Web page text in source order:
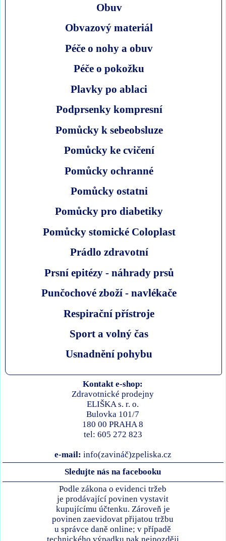
Obuv
Obvazový materiál
Péče o nohy a obuv
Péče o pokožku
Plavky po ablaci
Podprsenky kompresní
Pomůcky k sebeobsluze
Pomůcky ke cvičení
Pomůcky ochranné
Pomůcky ostatni
Pomůcky pro diabetiky
Pomůcky stomické Coloplast
Prádlo zdravotní
Prsní epitézy - náhrady prsů
Punčochové zboží - navlékače
Respirační přístroje
Sport a volný čas
Usnadnění pohybu
Kontakt e-shop:
Zdravotnické prodejny
ELIŠKA s. r. o.
Bulovka 101/7
180 00 PRAHA 8
tel: 605 272 823
e-mail: info(zavináč)zpeliska.cz
Sledujte nás na facebooku
Podle zákona o evidenci tržeb
je prodávající povinen vystavit
kupujícímu účtenku. Zároveň je
povinen zaevidovat přijatou tržbu
u správce daně online; v případě